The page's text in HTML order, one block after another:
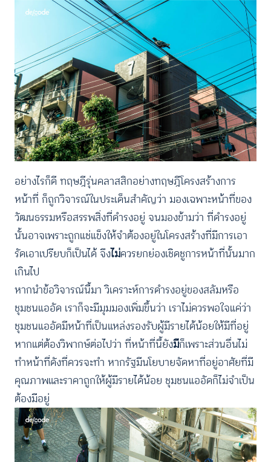
อย่างไรก็ดี ทฤษฎีรุ่นคลาสสิกอย่างทฤษฎีโครงสร้างการ
หน้าที่ ก็ถูกวิจารณ์ในประเด็นสำคัญว่า มองเฉพาะหน้าที่ของ
วัฒนธรรมหรือสรรพสิ่งที่ดำรงอยู่ จนมองข้ามว่า ที่ดำรงอยู่
นั้นอาจเพราะถูกแช่แข็งให้จำต้องอยู่ในโครงสร้างที่มีการเอา
รัดเอาเปรียบก็เป็นได้ จึงไม่ควรยกย่องเชิดชูการหน้าที่นั้นมาก
เกินไป
หากนำข้อวิจารณ์นี้มา วิเคราะห์การดำรงอยู่ของสลัมหรือ
ชุมชนแออัด เราก็จะมีมุมมองเพิ่มขึ้นว่า เราไม่ควรพอใจแค่ว่า
ชุมชนแออัดมีหน้าที่เป็นแหล่งรองรับผู้มีรายได้น้อยให้มีที่อยู่
หากแต่ต้องวิพากษ์ต่อไปว่า ที่หน้าที่นี้ยังมีก็เพราะส่วนอื่นไม่
ทำหน้าที่ดังที่ควรจะทำ หากรัฐมีนโยบายจัดหาที่อยู่อาศัยที่มี
คุณภาพและราคาถูกให้ผู้มีรายได้น้อย ชุมชนแออัดก็ไม่จำเป็น
ต้องมีอยู่